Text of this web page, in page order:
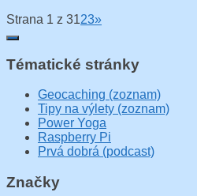
Strana 1 z 3123»
Tématické stránky
Geocaching (zoznam)
Tipy na výlety (zoznam)
Power Yoga
Raspberry Pi
Prvá dobrá (podcast)
Značky